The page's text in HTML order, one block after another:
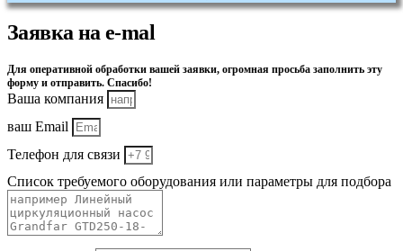
Заявка на e-mal
Для оперативной обработки вашей заявки, огромная просьба заполнить эту
форму и отправить. Спасибо!
Ваша компания
ваш Email
Телефон для связи
Список требуемого оборудования или параметры для подбора